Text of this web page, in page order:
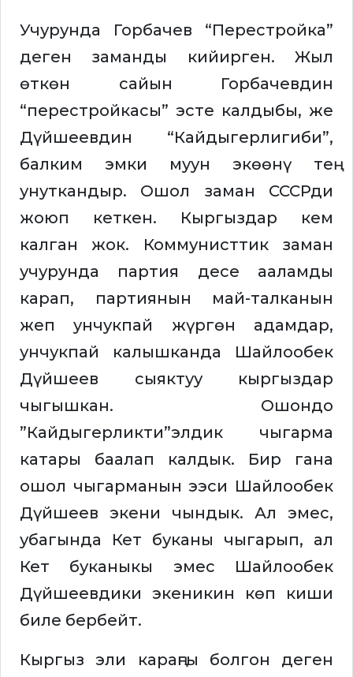
Учурунда Горбачев “Перестройка”
деген заманды кийирген. Жыл
өткөн сайын Горбачевдин
“перестройкасы” эсте калдыбы, же
Дүйшеевдин “Кайдыгерлигиби”,
балким эмки муун экөөнү тең
унуткандыр. Ошол заман СССРди
жоюп кеткен. Кыргыздар кем
калган жок. Коммунисттик заман
учурунда партия десе ааламды
карап, партиянын май-талканын
жеп унчукпай жүргөн адамдар,
унчукпай калышканда Шайлообек
Дүйшеев сыяктуу кыргыздар
чыгышкан. Ошондо
”Кайдыгерликти”элдик чыгарма
катары баалап калдык. Бир гана
ошол чыгарманын ээси Шайлообек
Дүйшеев экени чындык. Ал эмес,
убагында Кет буканы чыгарып, ал
Кет буканыкы эмес Шайлообек
Дүйшеевдики экеникин көп киши
биле бербейт.
Кыргыз эли караңгы болгон деген